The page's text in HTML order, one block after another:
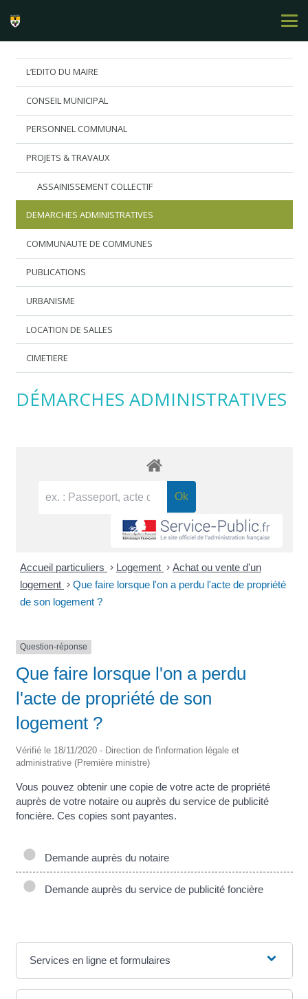
L’EDITO DU MAIRE
CONSEIL MUNICIPAL
PERSONNEL COMMUNAL
PROJETS & TRAVAUX
ASSAINISSEMENT COLLECTIF
DEMARCHES ADMINISTRATIVES
COMMUNAUTE DE COMMUNES
PUBLICATIONS
URBANISME
LOCATION DE SALLES
CIMETIERE
DÉMARCHES ADMINISTRATIVES
Accueil particuliers > Logement > Achat ou vente d'un
logement > Que faire lorsque l'on a perdu l'acte de propriété
de son logement ?
Question-réponse
Que faire lorsque l'on a perdu
l'acte de propriété de son
logement ?
Vérifié le 18/11/2020 - Direction de l'information légale et
administrative (Première ministre)
Vous pouvez obtenir une copie de votre acte de propriété
auprès de votre notaire ou auprès du service de publicité
foncière. Ces copies sont payantes.
Demande auprès du notaire
Demande auprès du service de publicité foncière
Services en ligne et formulaires